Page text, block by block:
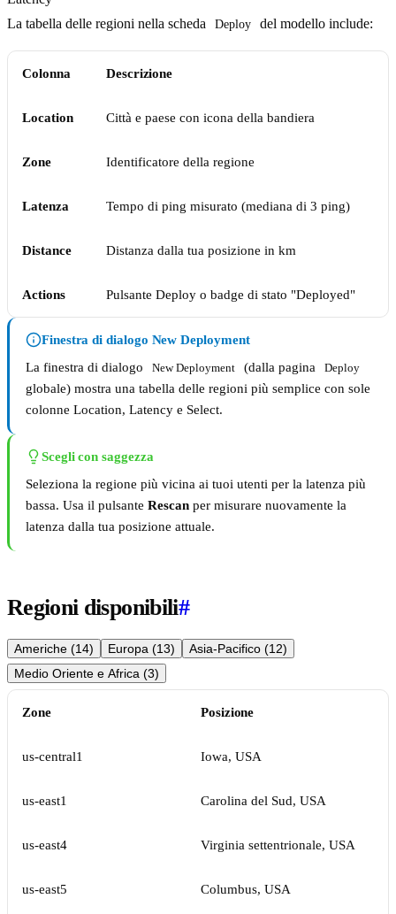
La tabella delle regioni nella scheda Deploy del modello include:
Colonna Descrizione
Location Città e paese con icona della bandiera
Zone Identificatore della regione
Latenza Tempo di ping misurato (mediana di 3 ping)
Distance Distanza dalla tua posizione in km
Actions Pulsante Deploy o badge di stato "Deployed"
Finestra di dialogo New Deployment
La finestra di dialogo
New Deployment (dalla pagina Deploy
globale) mostra una tabella delle regioni più semplice con sole
colonne Location, Latency e Select.
Scegli con saggezza
Seleziona la regione più vicina ai tuoi utenti per la latenza più
bassa. Usa il pulsante Rescan per misurare nuovamente la
latenza dalla tua posizione attuale.
Regioni disponibili#
Americhe (14) Europa (13)
Asia-Pacifico (12)
Medio Oriente e Africa (3)
Zone Posizione
us-central1 Iowa, USA
us-east1 Carolina del Sud, USA
us-east4 Virginia settentrionale, USA
us-east5 Columbus, USA